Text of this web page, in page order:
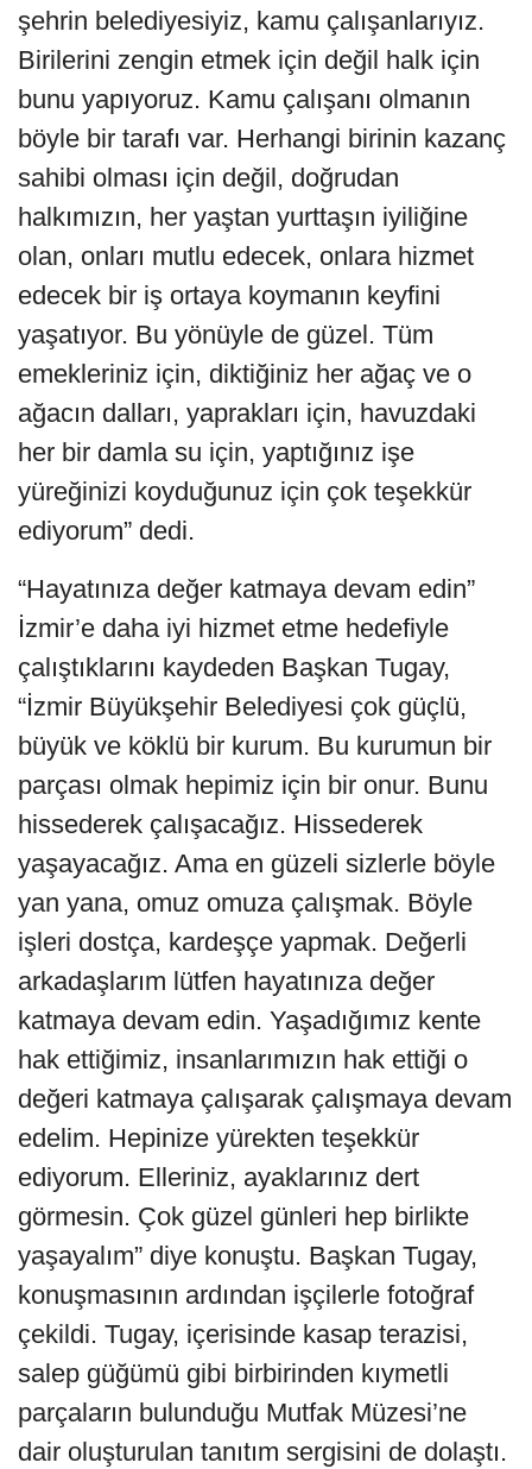
şehrin belediyesiyiz, kamu çalışanlarıyız.
Birilerini zengin etmek için değil halk için
bunu yapıyoruz. Kamu çalışanı olmanın
böyle bir tarafı var. Herhangi birinin kazanç
sahibi olması için değil, doğrudan
halkımızın, her yaştan yurttaşın iyiliğine
olan, onları mutlu edecek, onlara hizmet
edecek bir iş ortaya koymanın keyfini
yaşatıyor. Bu yönüyle de güzel. Tüm
emekleriniz için, diktiğiniz her ağaç ve o
ağacın dalları, yaprakları için, havuzdaki
her bir damla su için, yaptığınız işe
yüreğinizi koyduğunuz için çok teşekkür
ediyorum” dedi.
“Hayatınıza değer katmaya devam edin”
İzmir’e daha iyi hizmet etme hedefiyle
çalıştıklarını kaydeden Başkan Tugay,
“İzmir Büyükşehir Belediyesi çok güçlü,
büyük ve köklü bir kurum. Bu kurumun bir
parçası olmak hepimiz için bir onur. Bunu
hissederek çalışacağız. Hissederek
yaşayacağız. Ama en güzeli sizlerle böyle
yan yana, omuz omuza çalışmak. Böyle
işleri dostça, kardeşçe yapmak. Değerli
arkadaşlarım lütfen hayatınıza değer
katmaya devam edin. Yaşadığımız kente
hak ettiğimiz, insanlarımızın hak ettiği o
değeri katmaya çalışarak çalışmaya devam
edelim. Hepinize yürekten teşekkür
ediyorum. Elleriniz, ayaklarınız dert
görmesin. Çok güzel günleri hep birlikte
yaşayalım” diye konuştu. Başkan Tugay,
konuşmasının ardından işçilerle fotoğraf
çekildi. Tugay, içerisinde kasap terazisi,
salep güğümü gibi birbirinden kıymetli
parçaların bulunduğu Mutfak Müzesi’ne
dair oluşturulan tanıtım sergisini de dolaştı.